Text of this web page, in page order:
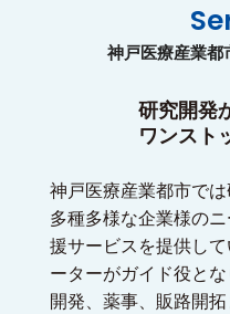
神戸医療産業都
研究開発
ワンスト
神戸医療産業都市では
多種多様な企業様の
援サービスを提供し
ーターがガイド役とな
開発、薬事、販路開